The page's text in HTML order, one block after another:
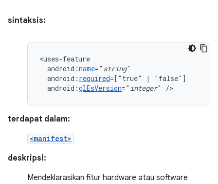
sintaksis:
android:name=" string
android: required=["true" |
android:glEsVersion=" integer" />
terdapat dalam:
<manifest>
deskripsi:
Mendeklarasikan fitur hardware atau software